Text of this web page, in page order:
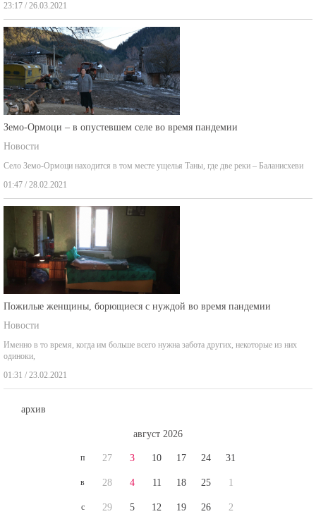
23:17 / 26.03.2021
Земо-Ормоци – в опустевшем селе во время пандемии
Новости
Село Земо-Ормоци находится в том месте ущелья Таны, где две реки – Баланисхеви
01:47 / 28.02.2021
Пожилые женщины, борющиеся с нуждой во время пандемии
Новости
Именно в то время, когда им больше всего нужна забота других, некоторые из них
одиноки,
01:31 / 23.02.2021
архив
август 2026
п
в
с
27
28
29
3
4
5
10
11
12
17
18
19
24
25
26
31
1
2